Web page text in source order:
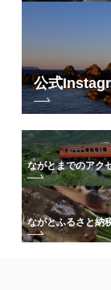
公式
ながとまでのアク
ながとふるさと納